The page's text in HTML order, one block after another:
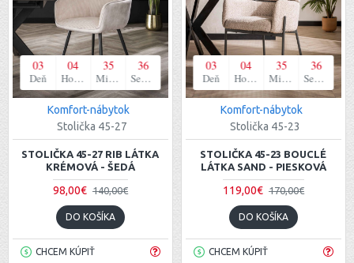
03
Deň
04
Hodina
35
Minúta
35
Sekunda
Komfort-nábytok
Stolička 45-27
STOLIČKA 45-27 RIB LÁTKA
KRÉMOVÁ - ŠEDÁ
98,00€ 140,00€
DO KOŠÍKA
CHCEM KÚPIŤ
03
Deň
04
Hodina
35
Minúta
35
Sekunda
Komfort-nábytok
Stolička 45-23
STOLIČKA 45-23 BOUCLÉ
LÁTKA SAND - PIESKOVÁ
119,00€ 170,00€
DO KOŠÍKA
CHCEM KÚPIŤ